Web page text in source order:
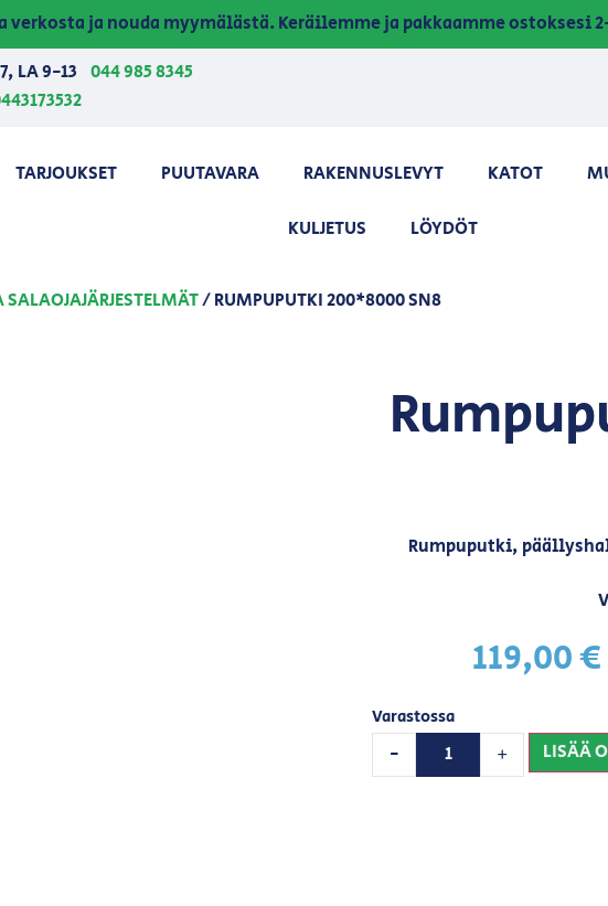
verkosta ja nouda myymälästä. Keräilemme ja pakkaamme ostoksesi
LA 9-13 044 985 8345
TARJOUKSET PUUTAVARA RAKENNUSLEVYT KATOT
KULJETUS LÖYDÖT
/ RUMPUPUTKI 200*8000 SN8
Rumpuputki,
119,00€
Varastossa
- + LISÄÄ